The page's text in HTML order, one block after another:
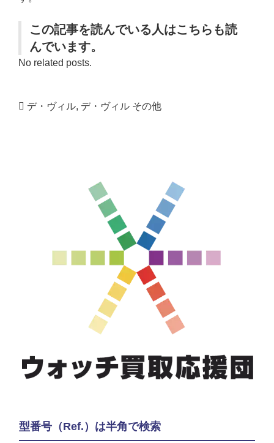
この記事を読んでいる人はこちらも読
んでいます。
No related posts.
デ・ヴィル, デ・ヴィル その他
型番号（Ref.）は半角で検索